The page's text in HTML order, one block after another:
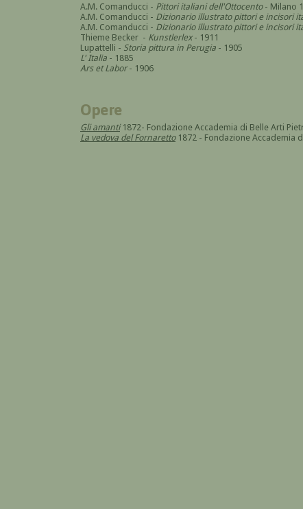
A.M. Comanducci - Pittori italiani dell'Ottocento- Milano
A.M. Comanducci - Dizionario illustrato pittori e incisori
A.M. Comanducci - Dizionario illustrato pittori e incisori
Thieme Becker - Kunstlerlex- 1911
Lupattelli - Storia pittura in Perugia - 1905
L' Italia - 1885
Ars et Labor- 1906
Opere
Gli amanti1872- Fondazione Accademia di Belle Arti
La vedova del Fornaretto1872 - Fondazione Accademia